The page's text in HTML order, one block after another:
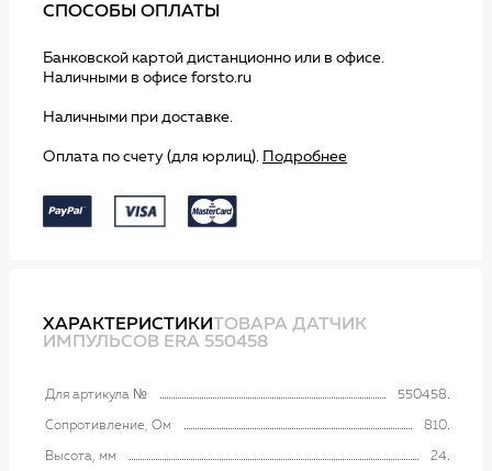
СПОСОБЫ ОПЛАТЫ
Банковской картой дистанционно или в офисе.
Наличными в офисе forsto.ru
Наличными при доставке.
Оплата по счету (для юрлиц). Подробнее
ХАРАКТЕРИСТИКИТОВАРА ДАТЧИК
ИМПУЛЬСОВ ERA 550458
Для артикула № 550458
Сопротивление, Ом 810
Высота, мм 24